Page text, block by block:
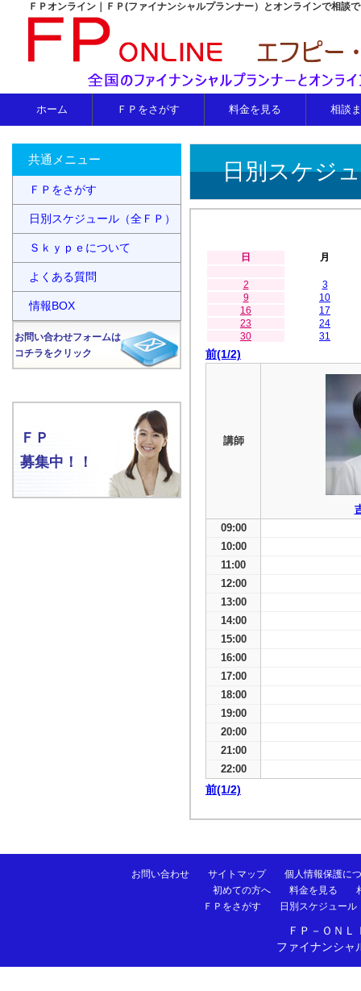
ＦＰオンライン｜ＦＰ(ファイナンシャルプランナー）とオンラインで相談
ホーム ＦＰをさがす 料金を見る 相談
日別スケジ
日 月
2
3
9
10
16
17
23
24
30
31
前(1/2)
講師
09:00
10:00
11:00
12:00
13:00
14:00
15:00
16:00
17:00
18:00
19:00
20:00
21:00
22:00
前(1/2)
共通メニュー
ＦＰをさがす
日別スケジュール（全ＦＰ）
Ｓｋｙｐｅについて
よくある質問
情報BOX
お問い合わせフォームは
コチラをクリック
ＦＰ
募集中！！
お問い合わせ サイトマップ
個人情報保護に
初めての方へ
料金を見る
ＦＰをさがす
日別スケジュール
ＦＰ－ＯＮ
ファイナンシャ